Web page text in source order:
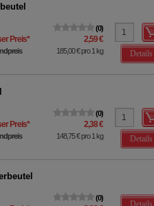
0
Preis* 2,59 €
185,00 €pro 1 kg Details
0
Preis* 2,38 €
148,75 €pro 1 kg Details
0